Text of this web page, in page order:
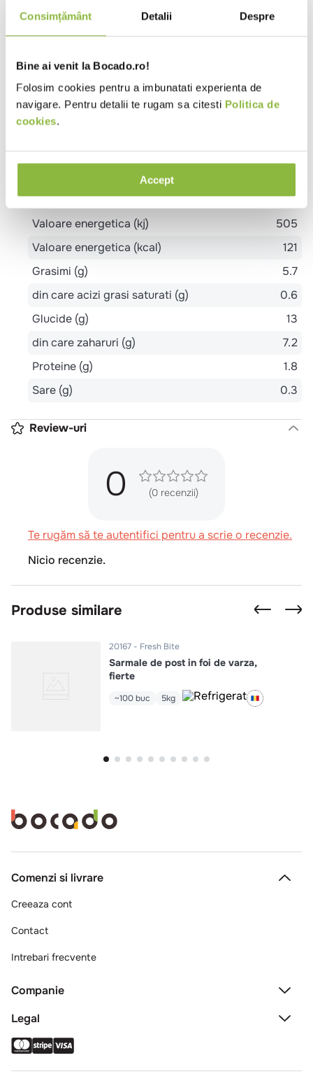
Consimțământ Detalii Despre
Bine ai venit la Bocado.ro!
Folosim cookies pentru a imbunatati experienta de
navigare. Pentru detalii te rugam sa citesti Politica de
cookies.
Accept
uleiul preincalzit la 175°C.
Morcovi 52%, pastarnac 34%, ulei de floarea
soarelui, orez si faina de porumb, amidon de cartof
modificat, dextrina de cartofi, sare, agenti de
crestere: difosfati si carbonati de sodiu, stabilizator:
Valoare energetica (kj)
505
Valoare energetica (kcal)
121
Grasimi (g)
5.7
din care acizi grasi saturati (g)
0.6
Glucide (g)
13
din care zaharuri (g)
7.2
Proteine (g)
1.8
Sare (g)
0.3
Review-uri
0 (0 recenzii)
Te rugăm să te autentifici pentru a scrie o recenzie.
Nicio recenzie.
Produse similare
20167 Fresh Bite
Sarmale de post in foi de varza,
fierte
~100 buc 5kg
Comenzi si livrare
Creeaza cont
Contact
Intrebari frecvente
Companie
Legal